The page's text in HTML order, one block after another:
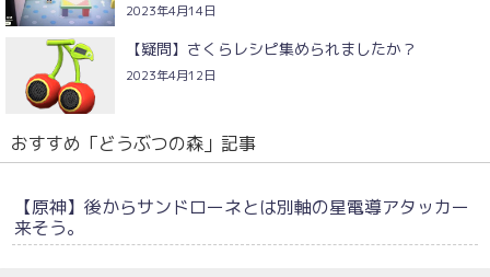
2023年4月14日
【疑問】さくらレシピ集められましたか？
2023年4月12日
おすすめ「どうぶつの森」記事
【原神】後からサンドローネとは別軸の星電導アタッカー
来そう。